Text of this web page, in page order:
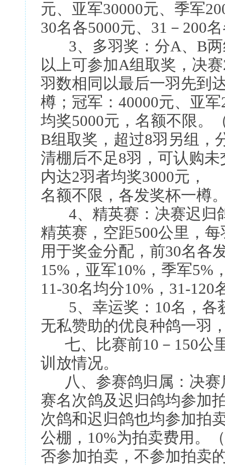
元、亚军30000元、季军
30名各5000元、31－200
3、多羽奖：分A、B两
以上可参加A组取奖，决
羽数相同以最后一羽先到
樽；冠军：40000元、亚
均奖5000元，名额不限。
B组取奖，超过8羽另组
清棚后不足8羽，可认购
内达2羽者均奖3000元，
名额不限，各发奖杯一樽
4、精英赛：决赛迟归
精英赛，空距500公里，
用于奖金分配，前30名各
15%，亚军10%，季军5%
11-30名均分10%，31-120
5、幸运奖：10名，各
无私赞助的优良种鸽一羽
七、比赛前10－150公
训放情况。
八、参赛鸽归属：决赛
赛名次鸽及迟归鸽均参加
次鸽和迟归鸽也均参加拍
公棚，10%为拍卖费用。
否参加拍卖，不参加拍卖